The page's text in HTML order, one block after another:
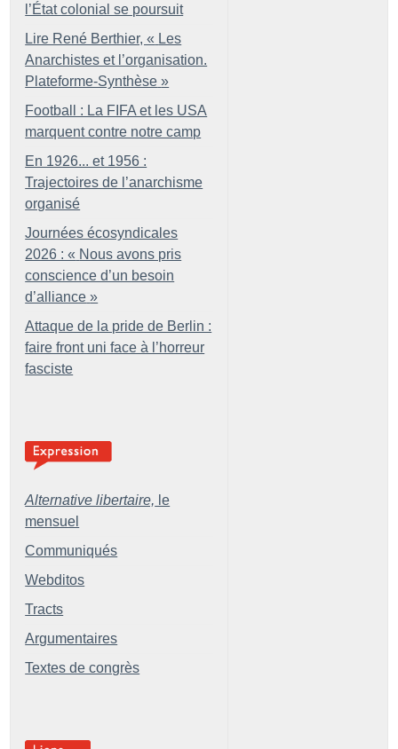
l’État colonial se poursuit
Lire René Berthier, « Les
Anarchistes et l’organisation.
Plateforme-Synthèse »
Football : La FIFA et les USA
marquent contre notre camp
En 1926... et 1956 :
Trajectoires de l’anarchisme
organisé
Journées écosyndicales
2026 : « Nous avons pris
conscience d’un besoin
d’alliance »
Attaque de la pride de Berlin :
faire front uni face à l’horreur
fasciste
Alternative libertaire, le
mensuel
Communiqués
Webditos
Tracts
Argumentaires
Textes de congrès